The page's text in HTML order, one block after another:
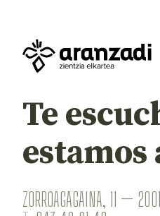
Te
ZORROAGAGAINA, 11 —